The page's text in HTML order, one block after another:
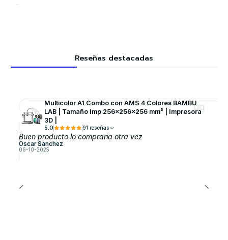
Reseñas destacadas
Multicolor A1 Combo con AMS 4 Colores BAMBU
LAB | Tamaño Imp 256×256×256 mm³ | Impresora
3D |
5.0 91 reseñas
Buen producto lo compraria otra vez
Oscar Sanchez
06-10-2025